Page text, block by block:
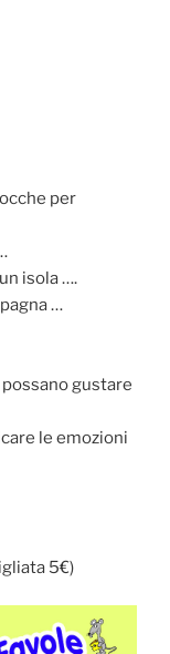
per
isola ….
…
gustare
le emozioni
5€)